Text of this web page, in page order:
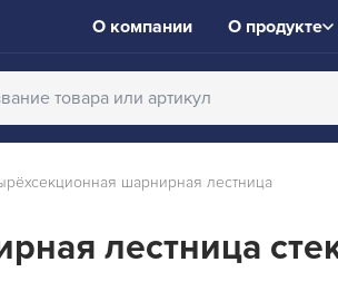
О компании О продукте
шарнирная лестница
лестница